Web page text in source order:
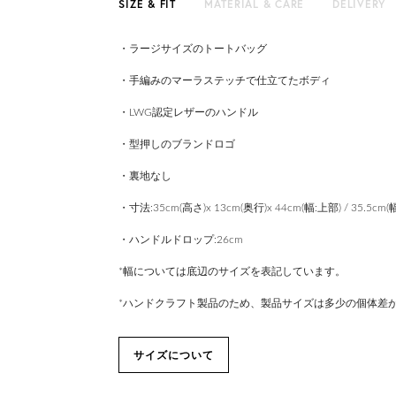
SIZE & FIT MATERIAL & CARE DELIVERY
・ラージサイズのトートバッグ
・手編みのマーラステッチで仕立てたボディ
・LWG認定レザーのハンドル
・型押しのブランドロゴ
・裏地なし
・寸法:35cm(高さ)x 13cm(奥行)x 44cm(幅:上部) / 35.5cm(
・ハンドルドロップ:26cm
*幅については底辺のサイズを表記しています。
*ハンドクラフト製品のため、製品サイズは多少の個体差
サイズについて